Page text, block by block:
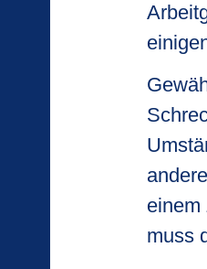
einem
muss